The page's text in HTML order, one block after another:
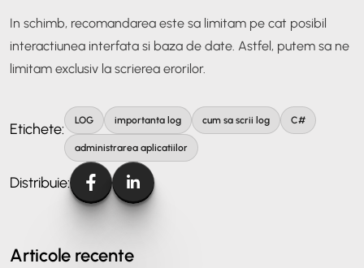
In schimb, recomandarea este sa limitam pe cat posibil
interactiunea interfata si baza de date. Astfel, putem sa ne
limitam exclusiv la scrierea erorilor.
Etichete: LOG importanta log cum sa scrii log C#
administrarea aplicatiilor
Distribuie:
Articole recente